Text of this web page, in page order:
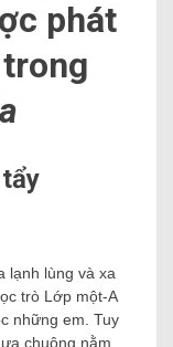
phát
lạnh lùng và xa
trò Lớp một-A
những em. Tuy
chuộng nằm